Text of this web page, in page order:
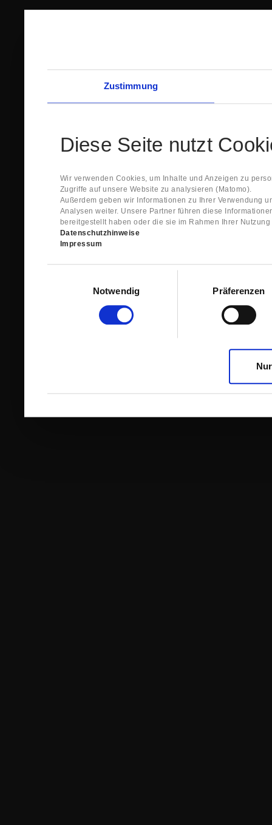
Zustimmung
Diese Seite nutzt
Wir verwenden Cookies, um Inhalte und Anzeigen zu
Zugriffe auf unsere Website zu analysieren (Matomo).
Außerdem geben wir Informationen zu Ihrer Verwendung
Analysen weiter. Unsere Partner führen diese
bereitgestellt haben oder die sie im Rahmen Ihrer
Datenschutzhinweise
Impressum
Notwendig
Präferenzen